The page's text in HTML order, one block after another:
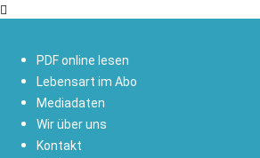
PDF online lesen
Lebensart im Abo
Mediadaten
Wir über uns
Kontakt